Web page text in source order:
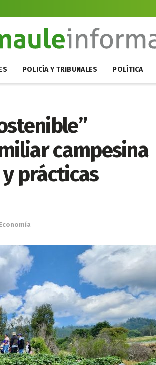
POLICÍA Y TRIBUNALES POLÍTICA
campesina
prácticas